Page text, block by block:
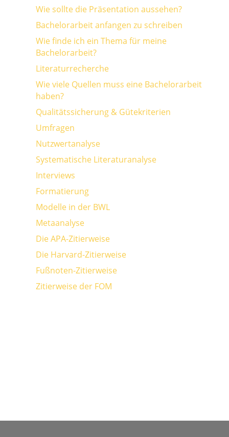
Wie sollte die Präsentation aussehen?
Bachelorarbeit anfangen zu schreiben
Wie finde ich ein Thema für meine
Bachelorarbeit?
Literaturrecherche
Wie viele Quellen muss eine Bachelorarbeit
haben?
Qualitätssicherung & Gütekriterien
Umfragen
Nutzwertanalyse
Systematische Literaturanalyse
Interviews
Formatierung
Modelle in der BWL
Metaanalyse
Die APA-Zitierweise
Die Harvard-Zitierweise
Fußnoten-Zitierweise
Zitierweise der FOM